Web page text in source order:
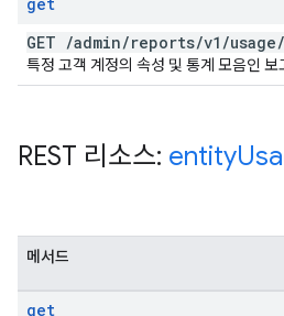
GET /admin/reports/v1 /usage/
특정 고객 계정의 속성 및 통계 모음인 보
REST 리소스: entity
메서드
get